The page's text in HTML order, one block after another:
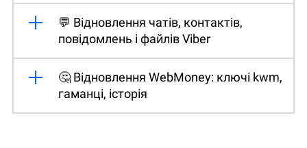
💬 Відновлення чатів, контактів,
повідомлень і файлів Viber
🤔 Відновлення WebMoney: ключі kwm,
гаманці, історія